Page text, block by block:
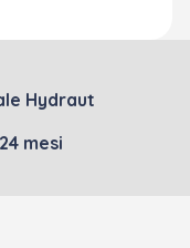
Hydraut
mesi